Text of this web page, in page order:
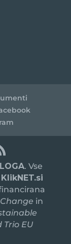
. Vse
KlikNET.si
in
Trio EU